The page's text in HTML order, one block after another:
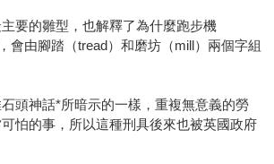
要的雛型，也解釋了為什麼跑步機
會由腳踏（tread）和磨坊（mill）兩個字組
頭神話*所暗示的一樣，重複無意義的勞
怕的事，所以這種刑具後來也被英國政府